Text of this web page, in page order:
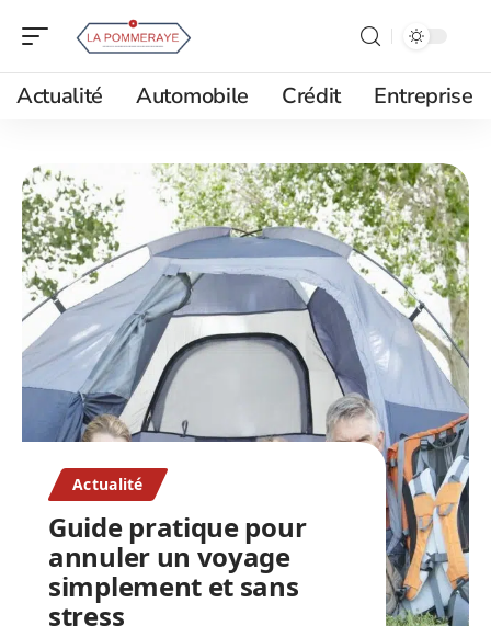
Actualité Automobile Crédit Entreprise
Actualité
Guide pratique pour
annuler un voyage
simplement et sans
stress